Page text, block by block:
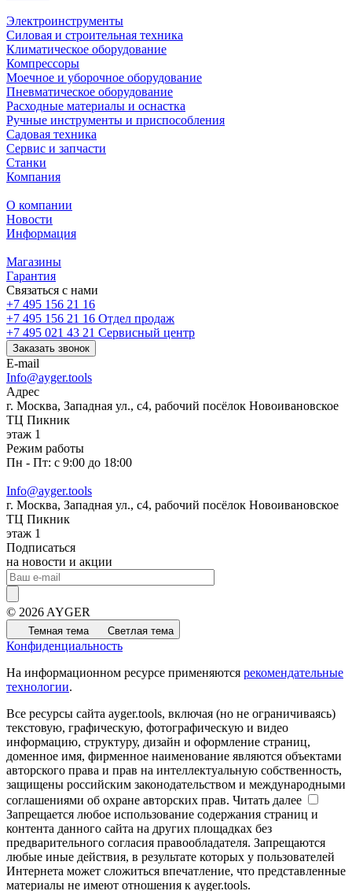
Электроинструменты
Силовая и строительная техника
Климатическое оборудование
Компрессоры
Моечное и уборочное оборудование
Пневматическое оборудование
Расходные материалы и оснастка
Ручные инструменты и приспособления
Садовая техника
Сервис и запчасти
Станки
Компания
О компании
Новости
Информация
Магазины
Гарантия
Связаться с нами
+7 495 156 21 16
+7 495 156 21 16 Отдел продаж
+7 495 021 43 21 Cервисный центр
Заказать звонок
E-mail
Info@ayger.tools
Адрес
г. Москва, Западная ул., с4, рабочий посёлок Новоивановское
ТЦ Пикник
этаж 1
Режим работы
Пн - Пт: с 9:00 до 18:00
Info@ayger.tools
г. Москва, Западная ул., с4, рабочий посёлок Новоивановское
ТЦ Пикник
этаж 1
Подписаться
на новости и акции
© 2026 AYGER
Темная тема Светлая тема
Конфиденциальность
На информационном ресурсе применяются рекомендательные
технологии.
Все ресурсы сайта ayger.tools, включая (но не ограничиваясь)
текстовую, графическую, фотографическую и видео
информацию, структуру, дизайн и оформление страниц,
доменное имя, фирменное наименование являются объектами
авторского права и прав на интеллектуальную собственность,
защищены российским законодательством и международными
соглашениями об охране авторских прав. Читать далее
Запрещается любое использование содержания страниц и
контента данного сайта на других площадках без
предварительного согласия правообладателя. Запрещаются
любые иные действия, в результате которых у пользователей
Интернета может сложиться впечатление, что представленные
материалы не имеют отношения к ayger.tools.